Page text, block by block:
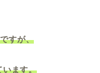
すが、
います。